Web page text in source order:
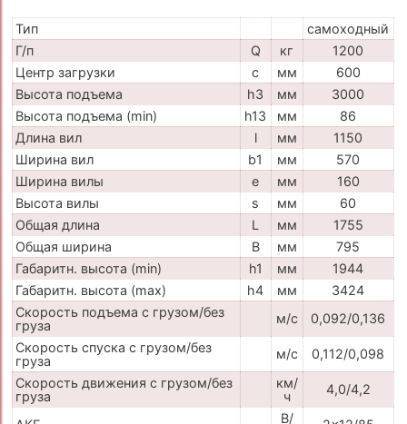
Тип
самоходный
Г/п
Q кг
1200
Центр загрузки
c мм
600
Высота подъема
h3 мм
3000
Высота подъема (min)
h13 мм
86
Длина вил
l мм
1150
Ширина вил
b1 мм
570
Ширина вилы
e мм
160
Высота вилы
s мм
60
Общая длина
L мм
1755
Общая ширина
B мм
795
Габаритн. высота (min)
h1 мм
1944
Габаритн. высота (max)
h4 мм
3424
Скорость подъема с грузом/без
груза
м/с
0,092/0,136
Скорость спуска с грузом/без
груза
м/с
0,112/0,098
Скорость движения с грузом/без
груза
км/
ч
4,0/4,2
В/